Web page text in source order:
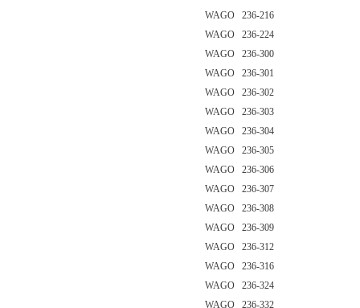
WAGO 236-216
WAGO 236-224
WAGO 236-300
WAGO 236-301
WAGO 236-302
WAGO 236-303
WAGO 236-304
WAGO 236-305
WAGO 236-306
WAGO 236-307
WAGO 236-308
WAGO 236-309
WAGO 236-312
WAGO 236-316
WAGO 236-324
WAGO 236-332